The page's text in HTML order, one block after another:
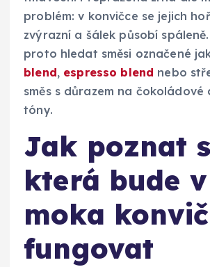
problém: v konvičce se jejich
zvýrazní a šálek působí
proto hledat směsi označené
blend, espresso blend nebo
směs s důrazem na čokoládové
tóny.
Jak poznat
která bude v
moka
fungovat